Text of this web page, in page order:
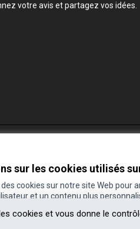
cookies et vous donne le
sur les cookies utilisés
cookies sur notre site Web
et un contenu plus
votre avis et partagez vos idées.
aulogiciel libre Decidim
(Lien externe)
.